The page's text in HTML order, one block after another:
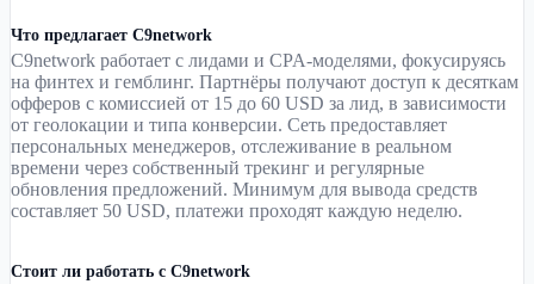
Что предлагает C9network
C9network работает с лидами и CPA-моделями, фокусируясь
на финтех и гемблинг. Партнёры получают доступ к десяткам
офферов с комиссией от 15 до 60 USD за лид, в зависимости
от геолокации и типа конверсии. Сеть предоставляет
персональных менеджеров, отслеживание в реальном
времени через собственный трекинг и регулярные
обновления предложений. Минимум для вывода средств
составляет 50 USD, платежи проходят каждую неделю.
Стоит ли работать с C9network